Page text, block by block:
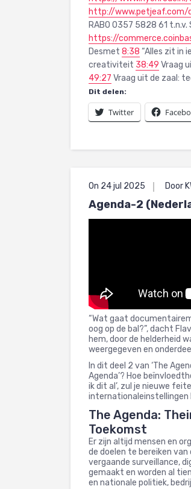
http://www.petjeaf.com/
RABO 0357 5828 61
https://
Desmet 8:38 “Alles zit in
creativiteit 38:49 Vraag
49:27 Vraag uit de zaal:
Dit delen:
Twitter
On 24 jul 2025 Door
Agenda-2
“Wat gaat
oog op de bal?”, dacht
hem, door de helderheid
weergegeven en
In dit deel 2 van ‘The
Agenda’? Hoe
ik dit al’, zul je nieuwe
internationaleinstellingen
The Agenda:
Toekomst
Er zijn altijd mensen en
de doelen te bereiken
vergaande surveillance,
gemaakt en worden al
en nationale politiek,